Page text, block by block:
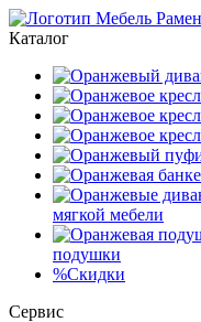
Каталог
мягкой мебели
подушки
%Скидки
Сервис